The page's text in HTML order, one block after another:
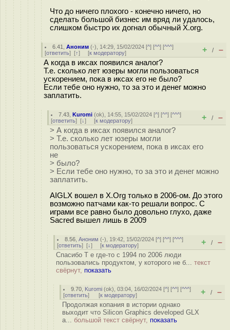
Что до ничего плохого - конечно ничего, но
сделать большой бизнес им вряд ли удалось,
слишком быстро их догнал обычный X.org.
6.41 ,Аноним (-), 14:29, 15/02/2024 [^] [^^] [^^^]
[ответить] [↑] [к модератору] + / –
А когда в иксах появился аналог?
Т.е. сколько лет юзеры могли пользоваться
ускорением, пока в иксах его не было?
Если тебе оно нужно, то за это и денег можно
заплатить.
7.43 ,Kuromi (ok), 14:55, 15/02/2024 [^] [^^] [^^^]
[ответить] [↓] [к модератору] + / –
> А когда в иксах появился аналог?
> Т.е. сколько лет юзеры могли
пользоваться ускорением, пока в иксах его
не
> было?
> Если тебе оно нужно, то за это и денег можно
заплатить.
AIGLX вошел в X.Org только в 2006-ом. До этого
возможно патчами как-то решали вопрос. С
играми все равно было довольно глухо, даже
Sacred вышел лишь в 2009
8.56 ,Аноним (-), 19:42, 15/02/2024 [^] [^^] [^^^]
[ответить] [↓] [к модератору] + / –
Спасибо Т е где-то с 1994 по 2006 люди
пользовались продуктом, у которого не б... текст
свёрнут, показать
9.70 Kuromi (ok), 03:04, 16/02/2024 [^] [^^] [^^^]
[ответить] [к модератору] + / –
Продолжая копания в истории однако
выходит что Silicon Graphics developed GLX
a... большой текст свёрнут, показать